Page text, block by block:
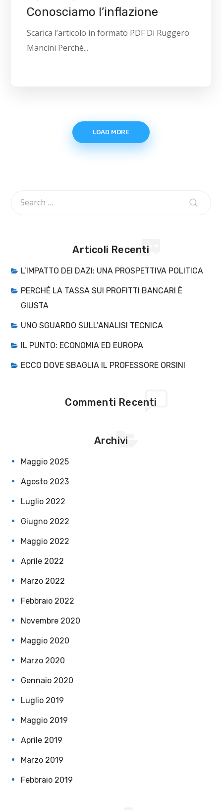
Conosciamo l’inflazione
Scarica l’articolo in formato PDF Di Ruggero
Mancini Perché...
LOAD MORE
Articoli Recenti
L’IMPATTO DEI DAZI: UNA PROSPETTIVA POLITICA
PERCHÉ LA TASSA SUI PROFITTI BANCARI È
GIUSTA
UNO SGUARDO SULL’ANALISI TECNICA
IL PUNTO: ECONOMIA ED EUROPA
ECCO DOVE SBAGLIA IL PROFESSORE ORSINI
Commenti Recenti
Archivi
Maggio 2025
Agosto 2023
Luglio 2022
Giugno 2022
Maggio 2022
Aprile 2022
Marzo 2022
Febbraio 2022
Novembre 2020
Maggio 2020
Marzo 2020
Gennaio 2020
Luglio 2019
Maggio 2019
Aprile 2019
Marzo 2019
Febbraio 2019